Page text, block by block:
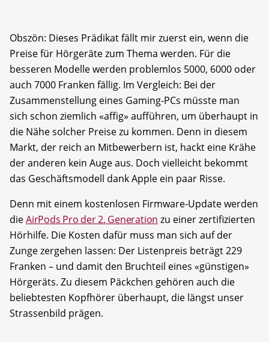
Obszön: Dieses Prädikat fällt mir zuerst ein, wenn die
Preise für Hörgeräte zum Thema werden. Für die
besseren Modelle werden problemlos 5000, 6000 oder
auch 7000 Franken fällig. Im Vergleich: Bei der
Zusammenstellung eines Gaming-PCs müsste man
sich schon ziemlich «affig» aufführen, um überhaupt in
die Nähe solcher Preise zu kommen. Denn in diesem
Markt, der reich an Mitbewerbern ist, hackt eine Krähe
der anderen kein Auge aus. Doch vielleicht bekommt
das Geschäftsmodell dank Apple ein paar Risse.
Denn mit einem kostenlosen Firmware-Update werden
dieAirPods Pro der 2. Generation zu einer zertifizierten
Hörhilfe. Die Kosten dafür muss man sich auf der
Zunge zergehen lassen: Der Listenpreis beträgt 229
Franken – und damit den Bruchteil eines «günstigen»
Hörgeräts. Zu diesem Päckchen gehören auch die
beliebtesten Kopfhörer überhaupt, die längst unser
Strassenbild prägen.